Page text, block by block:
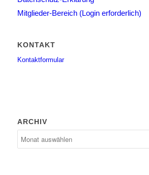
Mitglieder-Bereich (Login erforderlich)
KONTAKT
Kontaktformular
ARCHIV